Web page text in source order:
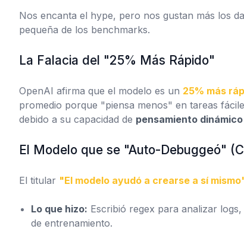
Nos encanta el hype, pero nos gustan más los
pequeña de los benchmarks.
La Falacia del "25% Más Rápido"
OpenAI afirma que el modelo es un 25% más
promedio porque "piensa menos" en tareas
debido a su capacidad de pensamiento dinámico
El Modelo que se "Auto-Debuggeó"
El titular "El modelo ayudó a crearse a sí
Lo que hizo: Escribió regex para analizar
de entrenamiento.